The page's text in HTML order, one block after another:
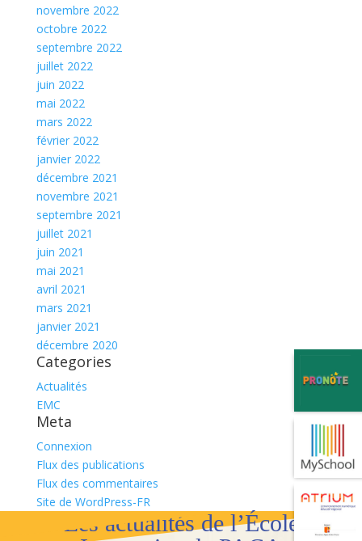
novembre 2022
octobre 2022
septembre 2022
juillet 2022
juin 2022
mai 2022
mars 2022
février 2022
janvier 2022
décembre 2021
novembre 2021
septembre 2021
juillet 2021
juin 2021
mai 2021
avril 2021
mars 2021
janvier 2021
décembre 2020
Categories
Actualités
EMC
Meta
Connexion
Flux des publications
Flux des commentaires
Site de WordPress-FR
Les actualités de l’École